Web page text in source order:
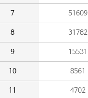
7 51609
8 31782
9 15531
10 8561
11 4702